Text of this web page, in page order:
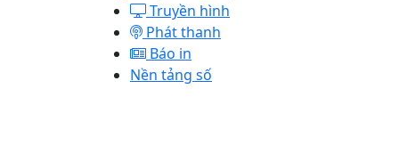
Truyền hình
Phát thanh
Báo in
Nền tảng số